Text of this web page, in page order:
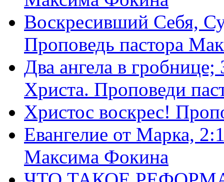
Воскресивший Себя,
Проповедь пастора
Два ангела в
Христа. Проповеди
Христос воскрес!
Евангелие от Марка,
Максима Фокина